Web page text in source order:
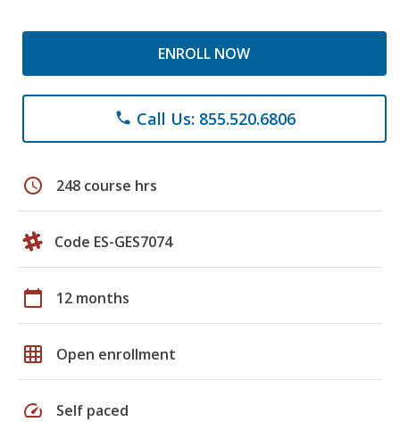
ENROLL NOW
phone Call Us: 855.520.6806
schedule 248 course hrs
Code ES-GES7074
calendar_today 12 months
grid_on Open enrollment
speed Self paced